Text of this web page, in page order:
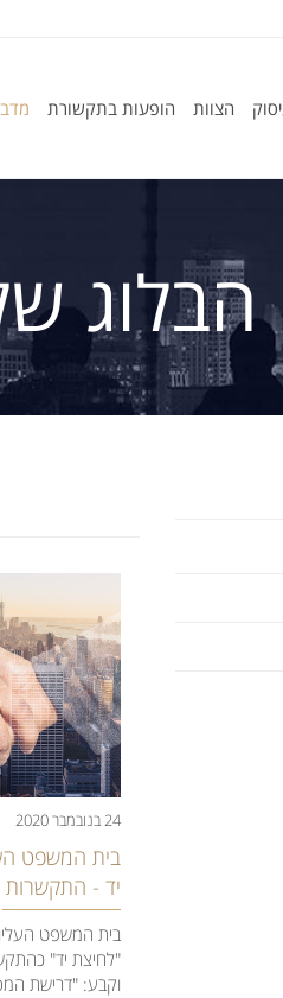
הצוות הופעות בתקשורת
הבלוג
24 בנובמבר 2020
בית המשפט
יד -
בית המשפט
"לחיצת יד"
וקבע: "דרישת